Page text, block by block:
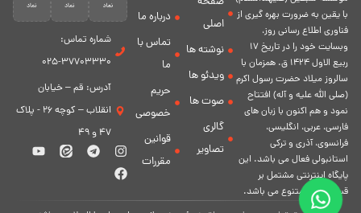
با يقين به ضرورت بهره گیرى از
فناورى اطلاع رسانى روز،
وبسایت خود را در تاريخ 17
ربيع الاول 1424 ق. همزمان با
سالروز ميلاد حضرت رسول اكرم
(صلی الله علیه و آله) افتتاح
نمود و هم اكنون با زبان های
فارسی، عربى، انگلیسی،
فرانسوی، آذری و ترکی
استانبولی فعال مى باشد. اين
پايگاه اينترنتى مشتمل بر
قسمت هاى متنوع مى باشد.
اصلی
نوشته ها
ویدئو ها
صوت ها
گالری
تصاویر
درباره ما
تماس با
ما
حریم
خصوصی
قوانین
مقررات
شماره تماس:
37703330-025
آدرس: قم – خیابان
انقلاب – کوچه 26 - پلاک
47 و 49